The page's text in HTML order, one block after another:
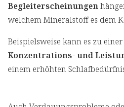
Begleiterscheinungen
welchem Mineralstoff es dem
Beispielsweise kann es zu einer
Konzentrations- und
einem erhöhten